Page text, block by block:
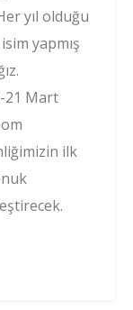
yıl olduğu
yapmış
21 Mart
ilk